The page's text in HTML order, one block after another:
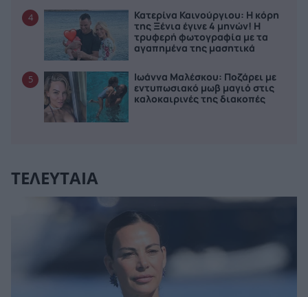
4
Κατερίνα Καινούργιου: H κόρη
της Ξένια έγινε 4 μηνών! Η
τρυφερή φωτογραφία με τα
αγαπημένα της μασητικά
5
Ιωάννα Μαλέσκου: Ποζάρει με
εντυπωσιακό μωβ μαγιό στις
καλοκαιρινές της διακοπές
ΤΕΛΕΥΤΑΙΑ